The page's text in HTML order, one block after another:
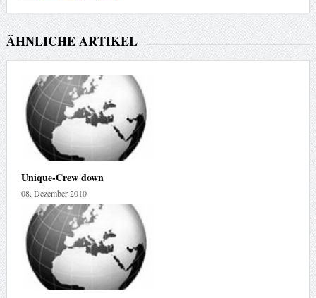
ÄHNLICHE ARTIKEL
Unique-Crew down
08. Dezember 2010